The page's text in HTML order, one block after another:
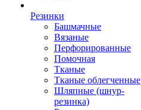
Резинки
Башмачные
Вязаные
Перфорированные
Помочная
Тканые
Тканые облегченные
Шляпные (шнур-
резинка)